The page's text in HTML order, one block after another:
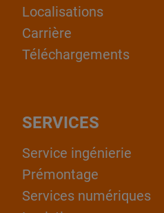
Localisations
Carrière
Téléchargements
SERVICES
Service ingénierie
Prémontage
Services numériques